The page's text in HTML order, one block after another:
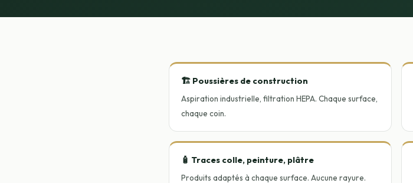
🏗️ Poussières de construction
Aspiration industrielle, filtration HEPA. Chaque surface,
chaque coin.
🧴 Traces colle, peinture, plâtre
Produits adaptés à chaque surface. Aucune rayure.